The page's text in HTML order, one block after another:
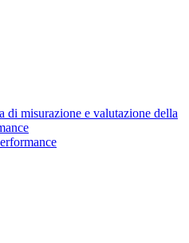
di misurazione e valutazione della